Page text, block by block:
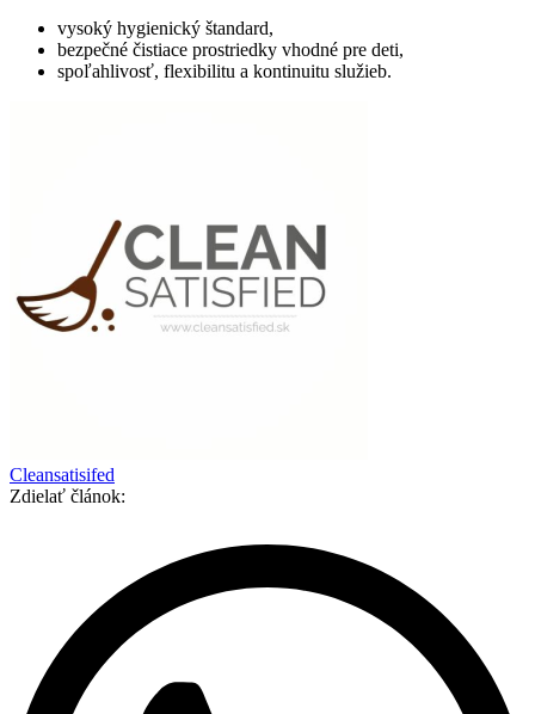
vysoký hygienický štandard,
bezpečné čistiace prostriedky vhodné pre deti,
spoľahlivosť, flexibilitu a kontinuitu služieb.
Cleansatisifed
Zdielať článok: